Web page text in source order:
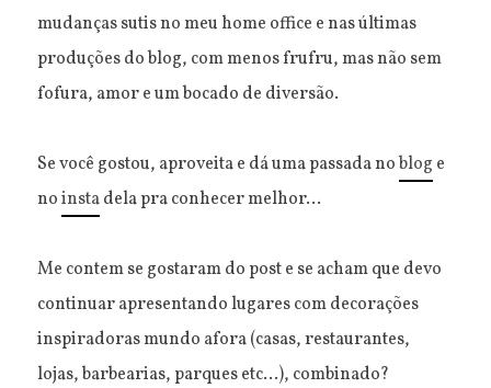
mudanças sutis no meu home office e nas últimas
produções do blog, com menos frufru, mas não sem
fofura, amor e um bocado de diversão.
Se você gostou, aproveita e dá uma passada noblog e
noinstadela pra conhecer melhor...
Me contem se gostaram do post e se acham que devo
continuar apresentando lugares com decorações
inspiradoras mundo afora (casas, restaurantes,
lojas, barbearias, parques etc...), combinado?